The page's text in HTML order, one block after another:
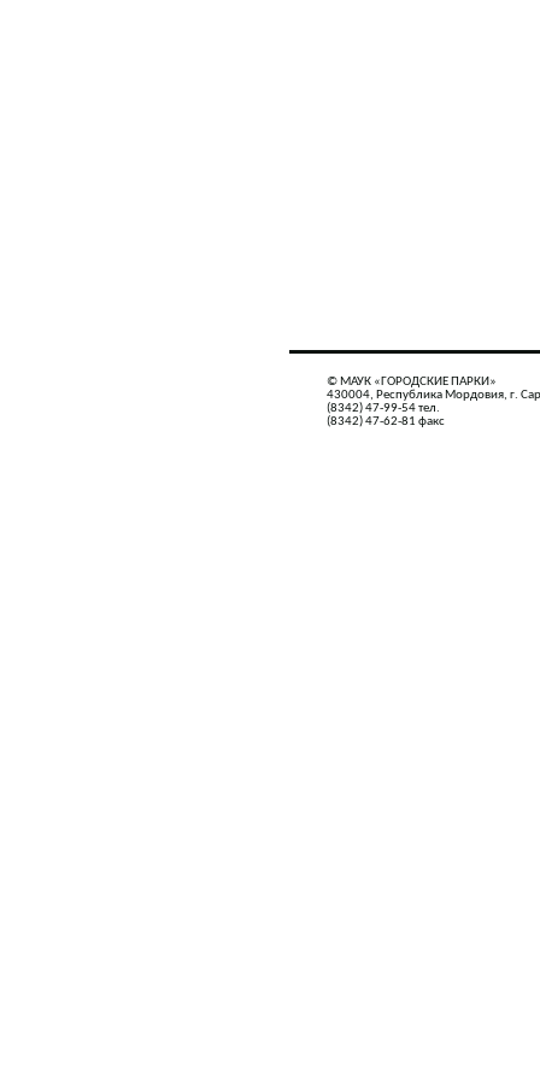
© МАУК «ГОРОДСКИЕ ПАРКИ»
430004, Республика Мордовия, г.
(8342) 47-99-54 тел.
(8342) 47-62-81 факс